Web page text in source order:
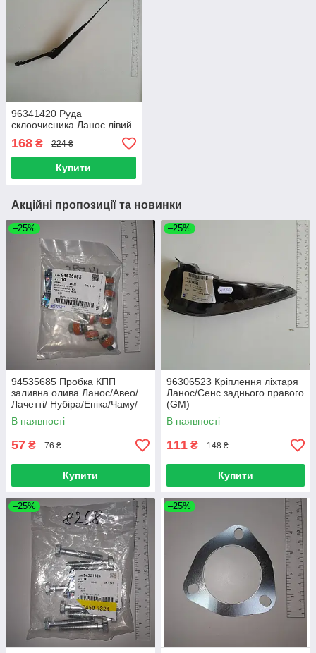
96341420 Руда
склоочисника Ланос лівий
168 ₴ 224 ₴
Купити
Акційні пропозиції та новинки
–25%
94535685 Пробка КПП
заливна олива Ланос/Авео/
Лачетті/ Нубіра/Епіка/Чаму/
Гармата/Леганза (GM)
В наявності
57 ₴ 76 ₴
Купити
–25%
96306523 Кріплення ліхтаря
Ланос/Сенс заднього правого
(GM)
В наявності
111 ₴ 148 ₴
Купити
–25% –25%